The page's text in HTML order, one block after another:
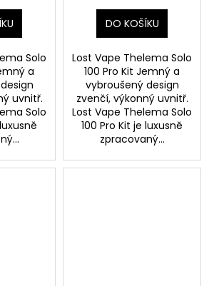
Solo
a
uvnitř.
Solo
DO KOŠÍKU
Lost Vape Thelema Solo
100 Pro Kit Jemný a
vybroušený design
zvenčí, výkonný uvnitř.
Lost Vape Thelema Solo
100 Pro Kit je luxusně
zpracovaný...